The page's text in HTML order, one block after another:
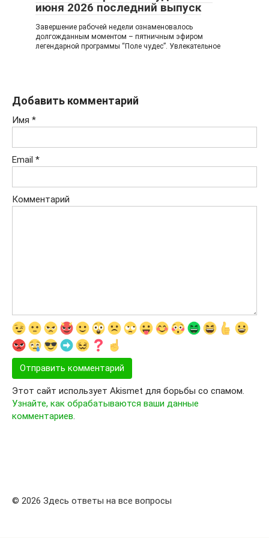
июня 2026 последний выпуск
Завершение рабочей недели ознаменовалось
долгожданным моментом – пятничным эфиром
легендарной программы “Поле чудес”. Увлекательное
Добавить комментарий
Имя *
Email *
Комментарий
Этот сайт использует Akismet для борьбы со спамом.
Узнайте, как обрабатываются ваши данные
комментариев.
© 2026 Здесь ответы на все вопросы